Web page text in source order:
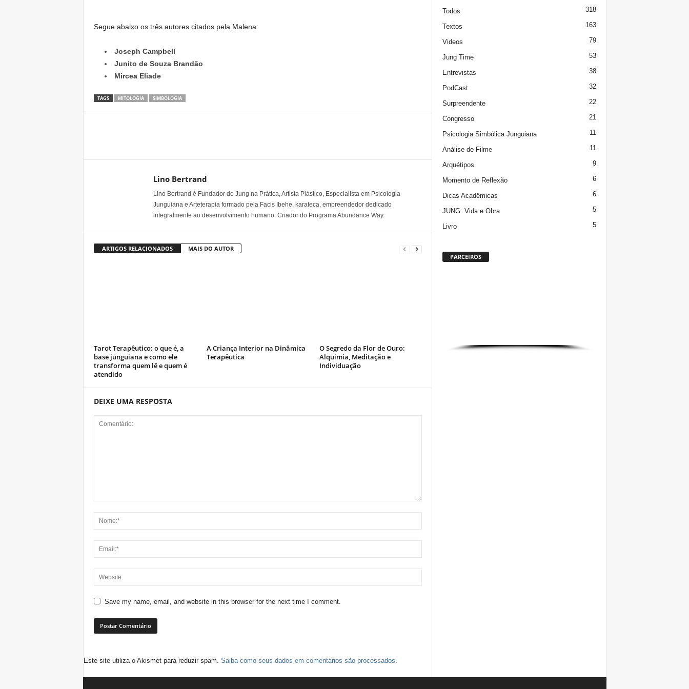
Segue abaixo os três autores citados pela Malena:
Joseph Campbell
Junito de Souza Brandão
Mircea Eliade
TAGS MITOLOGIA SIMBOLOGIA
Lino Bertrand
Lino Bertrand é Fundador do Jung na Prática, Artista Plástico, Especialista em Psicologia
Junguiana e Arteterapia formado pela Facis Ibehe, karateca, empreendedor dedicado
integralmente ao desenvolvimento humano. Criador do Programa Abundance Way.
ARTIGOS RELACIONADOS MAIS DO AUTOR
Tarot Terapêutico: o que é, a
base junguiana e como ele
transforma quem lê e quem é
atendido
A Criança Interior na Dinâmica
Terapêutica
O Segredo da Flor de Ouro:
Alquimia, Meditação e
Individuação
DEIXE UMA RESPOSTA
Save my name, email, and website in this browser for the next time I comment.
Este site utiliza o Akismet para reduzir spam. Saiba como seus dados em comentários são processados.
Todos 318
Textos 163
Videos 79
Jung Time 53
Entrevistas 38
PodCast 32
Surpreendente 22
Congresso 21
Psicologia Simbólica Junguiana 11
Análise de Filme 11
Arquétipos 9
Momento de Reflexão 6
Dicas Acadêmicas 6
JUNG: Vida e Obra 5
Livro 5
PARCEIROS